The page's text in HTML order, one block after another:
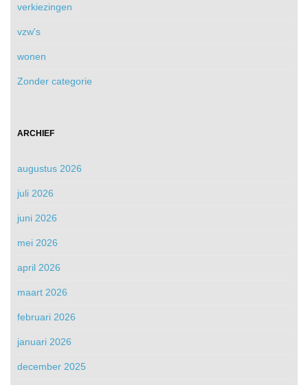
verkiezingen
vzw's
wonen
Zonder categorie
ARCHIEF
augustus 2026
juli 2026
juni 2026
mei 2026
april 2026
maart 2026
februari 2026
januari 2026
december 2025